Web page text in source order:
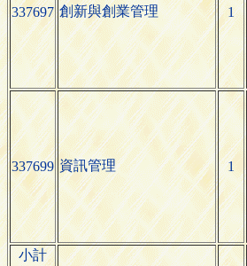
337697 創新與創業管理 1
337699 資訊管理 1
小計